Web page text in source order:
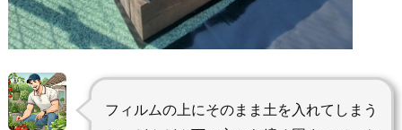
フィルムの上にそのまま土を入れてしまう